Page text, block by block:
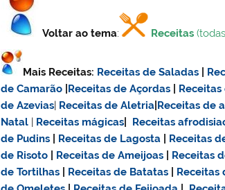
Voltar ao tema: Receitas
Mais Receitas: Receitas de Saladas
de Camarão
Receitas de Açordas
de Azevias Receitas de Aletria Receitas de
Natal
Receitas mágicas Receitas
de Pudins
Receitas de Lagosta Receitas
de Risoto
Receitas de Ameijoas Receitas
de Tortilhas
Receitas de Batatas Receitas